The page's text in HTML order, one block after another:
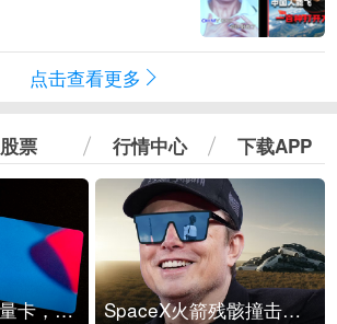
点击查看更多
股票 行情中心 下载APP
运营商干掉了流量卡，他们真的玩不起了 SpaceX火箭残骸撞击月球